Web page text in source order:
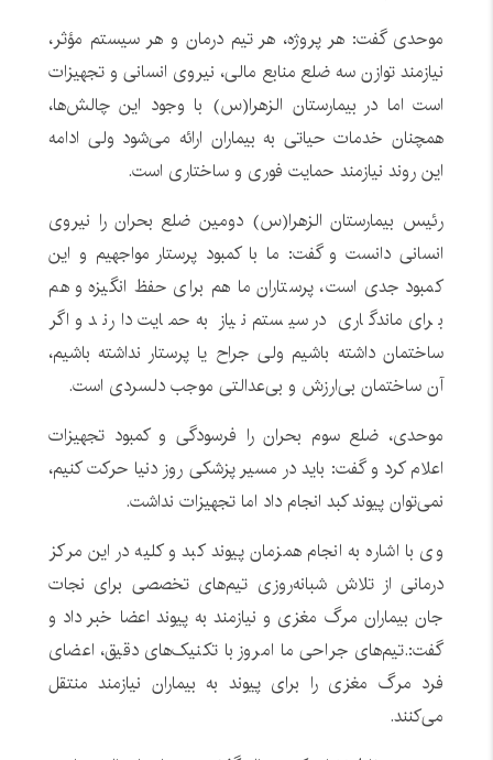
موحدی گفت: هر پروژه، هر تیم درمان و هر سیستم مؤثر،
نیازمند توازن سه‌ ضلع منابع مالی، نیروی انسانی و تجهیزات
است اما در بیمارستان الزهرا(س) با وجود این چالش‌ها،
همچنان خدمات حیاتی به بیماران ارائه می‌شود ولی ادامه
این روند نیازمند حمایت‌ فوری و ساختاری است.
رئیس بیمارستان الزهرا(س) دومین ضلع بحران را نیروی
انسانی دانست و گفت: ما با کمبود پرستار مواجهیم و این
کمبود جدی است، پرستاران ما هم برای حفظ انگیزه و هم
برای ماندگاری در سیستم نیاز به حمایت دارند و اگر
ساختمان داشته باشیم ولی جراح یا پرستار نداشته باشیم،
آن ساختمان بی‌ارزش و بی‌عدالتی موجب دلسردی است.
موحدی، ضلع سوم بحران را فرسودگی و کمبود تجهیزات
اعلام کرد و گفت: باید در مسیر پزشکی روز دنیا حرکت کنیم،
نمی‌توان پیوند کبد انجام داد اما تجهیزات نداشت.
وی با اشاره به انجام همزمان پیوند کبد و کلیه در این مرکز
درمانی از تلاش شبانه‌روزی تیم‌های تخصصی برای نجات
جان بیماران مرگ مغزی و نیازمند به پیوند اعضا خبر داد و
گفت:.تیم‌های جراحی ما امروز با تکنیک‌های دقیق، اعضای
فرد مرگ مغزی را برای پیوند به بیماران نیازمند منتقل
می‌کنند.